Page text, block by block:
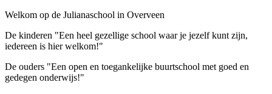
Welkom op de Julianaschool in Overveen
De kinderen "Een heel gezellige school waar je jezelf kunt zijn,
iedereen is hier welkom!"
De ouders "Een open en toegankelijke buurtschool met goed en
gedegen onderwijs!"